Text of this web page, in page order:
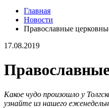
Главная
Новости
Православные
17.08.2019
Православные
Какое чудо произошло у
узнайте из нашего